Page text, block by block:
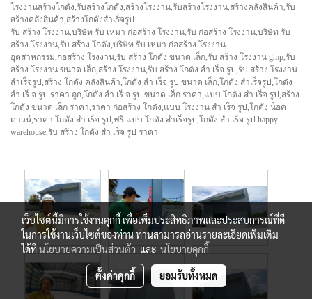
โรงงานสร้างโกดัง,รับสร้างโกดัง,สร้างโรงงาน,รับสร้างโรงงาน,สร้างคลังสินค้า,รับ
สร้างคลังสินค้า,สร้างโกดังสำเร็จรูป
รับ สร้าง โรงงาน,บริษัท รับ เหมา ก่อสร้าง โรงงาน,รับ ก่อสร้าง โรงงาน,บริษัท รับ
สร้าง โรงงาน,รับ สร้าง โกดัง,บริษัท รับ เหมา ก่อสร้าง โรงงาน
อุตสาหกรรม,ก่อสร้าง โรงงาน,รับ สร้าง โกดัง ขนาด เล็ก,รับ สร้าง โรงงาน gmp,รับ
สร้าง โรงงาน ขนาด เล็ก,สร้าง โรงงาน,รับ สร้าง โกดัง สํา เร็จ รูป,รับ สร้าง โรงงาน
สำเร็จรูป,สร้าง โกดัง คลังสินค้า,โกดัง สํา เร็จ รูป ขนาด เล็ก,โกดัง สำเร็จรูป,โกดัง
สํา เร็ จ รูป ราคา ถูก,โกดัง สํา เร็ จ รูป ขนาด เล็ก ราคา,แบบ โกดัง สํา เร็จ รูป,สร้าง
โกดัง ขนาด เล็ก ราคา,ราคา ก่อสร้าง โกดัง,แบบ โรงงาน สํา เร็จ รูป,โกดัง น็อค
ดาวน์,ราคา โกดัง สํา เร็จ รูป,ฟรี แบบ โกดัง สำเร็จรูป,โกดัง สํา เร็จ รูป happy
warehouse,รับ สร้าง โกดัง สํา เร็จ รูป ราคา
เว็บไซต์นี้มีการใช้งานคุกกี้ เพื่อเพิ่มประสิทธิภาพและประสบการณ์ที่ดี
ในการใช้งานเว็บไซต์ของท่าน ท่านสามารถอ่านรายละเอียดเพิ่มเติม
ได้ที่นโยบายความเป็นส่วนตัว และ นโยบายคุกกี้
ตั้งค่าคุกกี้ ยอมรับทั้งหมด